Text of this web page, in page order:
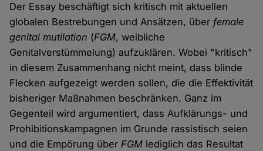
Der Essay beschäftigt sich kritisch mit aktuellen
globalen Bestrebungen und Ansätzen, über female
genital mutilation (FGM, weibliche
Genitalverstümmelung) aufzuklären. Wobei "kritisch"
in diesem Zusammenhang nicht meint, dass blinde
Flecken aufgezeigt werden sollen, die die Effektivität
bisheriger Maßnahmen beschränken. Ganz im
Gegenteil wird argumentiert, dass Aufklärungs- und
Prohibitionskampagnen im Grunde rassistisch seien
und die Empörung überFGM lediglich das Resultat